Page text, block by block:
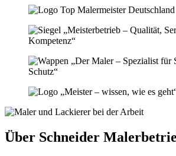
Über Schneider